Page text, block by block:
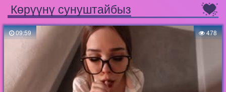
Көрүүнү сунуштайбыз
09:59 478